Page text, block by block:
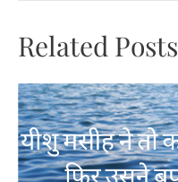
Related Posts